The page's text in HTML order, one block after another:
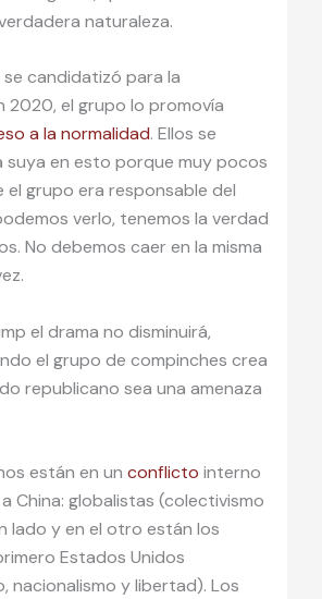
naturaleza.
se candidatizó para la
2020, el grupo lo promovía
a la normalidad. Ellos se
suya en esto porque muy pocos
el grupo era responsable del
verlo, tenemos la verdad
No debemos caer en la misma
el drama no disminuirá,
el grupo de compinches crea
republicano sea una amenaza
están en un conflicto interno
China: globalistas (colectivismo
lado y en el otro están los
Estados Unidos
nacionalismo y libertad). Los